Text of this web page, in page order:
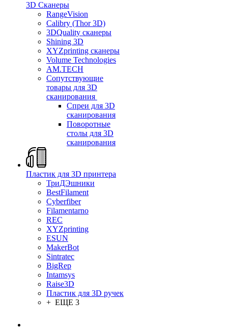
3D Сканеры
RangeVision
Calibry (Thor 3D)
3DQuality сканеры
Shining 3D
XYZprinting сканеры
Volume Technologies
AM.TECH
Сопутствующие
товары для 3D
сканирования
Спреи для 3D
сканирования
Поворотные
столы для 3D
сканирования
Пластик для 3D принтера
ТриДЭшники
BestFilament
Cyberfiber
Filamentarno
REC
XYZprinting
ESUN
MakerBot
Sintratec
BigRep
Intamsys
Raise3D
Пластик для 3D ручек
+ ЕЩЕ 3